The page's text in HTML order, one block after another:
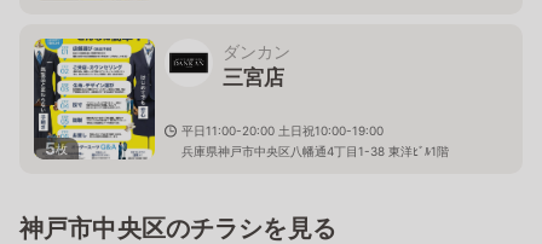
5枚
ダンカン
三宮店
平日11:00-20:00 土日祝10:00-19:00
兵庫県神戸市中央区八幡通4丁目1-38 東洋ﾋﾞﾙ1階
神戸市中央区のチラシを見る